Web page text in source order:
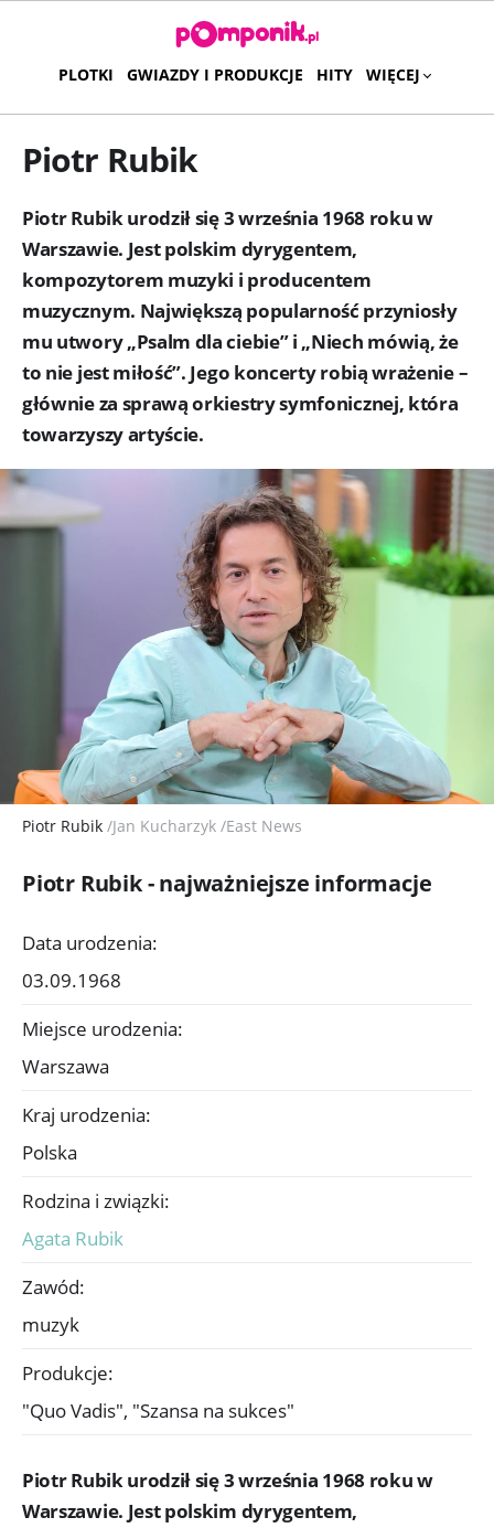
PLOTKI GWIAZDY I PRODUKCJE HITY WIĘCEJ
Piotr Rubik
Piotr Rubik urodził się 3 września 1968 roku w
Warszawie. Jest polskim dyrygentem,
kompozytorem muzyki i producentem
muzycznym. Największą popularność przyniosły
mu utwory „Psalm dla ciebie” i „Niech mówią, że
to nie jest miłość”. Jego koncerty robią wrażenie –
głównie za sprawą orkiestry symfonicznej, która
towarzyszy artyście.
Piotr Rubik /Jan Kucharzyk /East News
Piotr Rubik - najważniejsze informacje
Data urodzenia:
03.09.1968
Miejsce urodzenia:
Warszawa
Kraj urodzenia:
Polska
Rodzina i związki:
Agata Rubik
Zawód:
muzyk
Produkcje:
"Quo Vadis", "Szansa na sukces"
Piotr Rubik urodził się 3 września 1968 roku w
Warszawie. Jest polskim dyrygentem,